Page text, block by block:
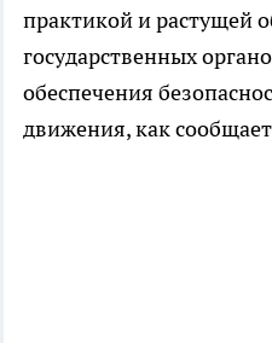
практикой и растущей
государственных
обеспечения
движения, как сообщает